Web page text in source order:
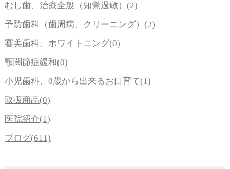
むし歯、治療全般（知覚過敏）(2)
予防歯科（歯周病、クリーニング）(2)
審美歯科、ホワイトニング(0)
顎関節症緩和(0)
小児歯科、0歳から出来るお口育て(1)
取扱商品(0)
医院紹介(1)
ブログ(611)